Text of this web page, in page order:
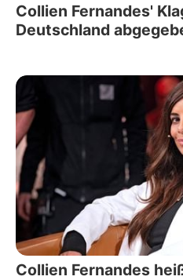
Collien Fernandes'
Deutschland
Collien Fernandes